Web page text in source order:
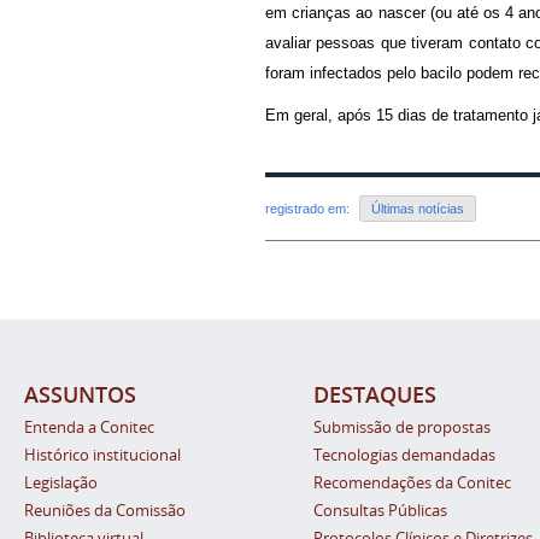
em crianças ao nascer (ou até os 4
avaliar pessoas que tiveram contato
foram infectados pelo bacilo podem
Em geral, após 15 dias de tratamento
registrado em: Últimas notícias
ASSUNTOS
Entenda a Conitec
Histórico institucional
Legislação
Reuniões da Comissão
DESTAQUES
Submissão de propostas
Tecnologias demandadas
Recomendações da Conitec
Consultas Públicas